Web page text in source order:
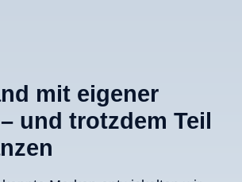
mit eigener
und trotzdem Teil